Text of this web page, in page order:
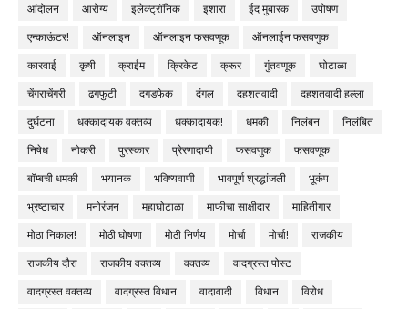
आंदोलन
आरोग्य इलेक्ट्रॉनिक इशारा ईद मुबारक
उपोषण
एन्काऊंटर!
ऑनलाइन ऑनलाइन फसवणूक
ऑनलाईन फसवणुक
कारवाई
कृषी क्राईम क्रिकेट क्रूर गुंतवणूक
घोटाळा
चेंगराचेंगरी
ढगफुटी दगडफेक दंगल दहशतवादी
दहशतवादी हल्ला
दुर्घटना
धक्कादायक वक्तव्य धक्कादायक! धमकी निलंबन
निलंबित
निषेध
नोकरी पुरस्कार प्रेरणादायी फसवणुक
फसवणूक
बॉम्बची धमकी
भयानक भविष्यवाणी भावपूर्ण श्रद्धांजली
भूकंप
भ्रष्टाचार
मनोरंजन महाघोटाळा माफीचा साक्षीदार
माहितीगार
मोठा निकाल!
मोठी घोषणा मोठी निर्णय मोर्चा मोर्चा!
राजकीय
राजकीय दौरा
राजकीय वक्तव्य वक्तव्य
वादग्रस्त पोस्ट
वादग्रस्त वक्तव्य
वादग्रस्त विधान वादावादी विधान
विरोध